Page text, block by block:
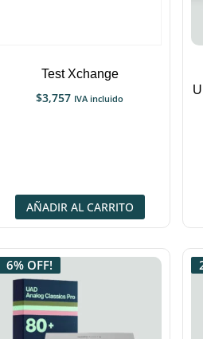
Test Xchange
$3,757 IVA incluido
AÑADIR AL CARRITO
6% OFF!